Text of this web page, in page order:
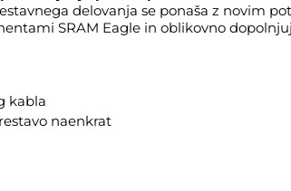
delovanja se ponaša z novim
SRAM Eagle in oblikovno
kabla
naenkrat